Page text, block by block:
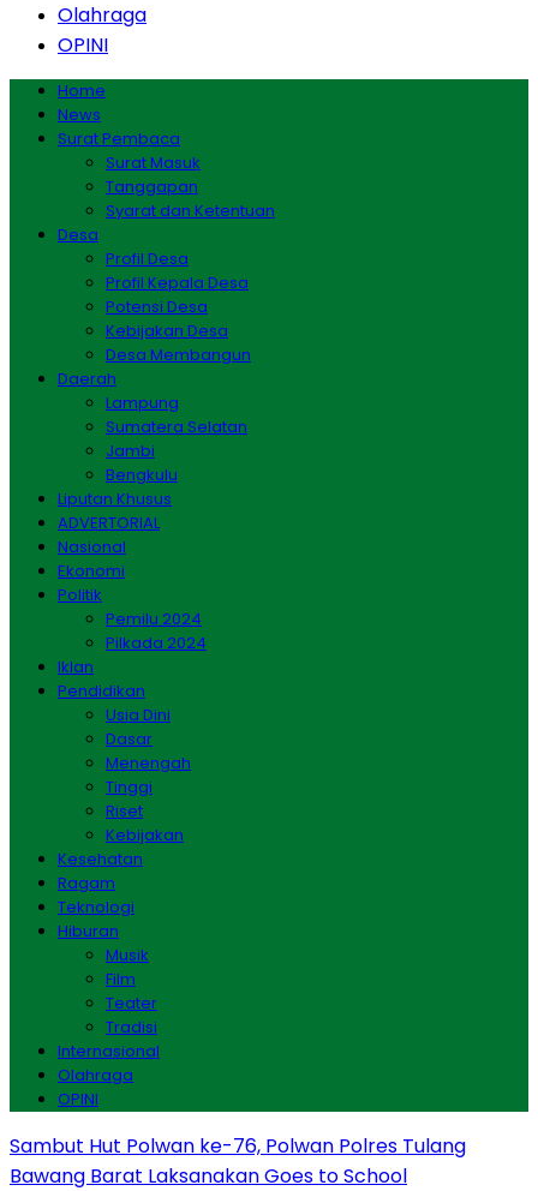
Olahraga
OPINI
Home
News
Surat Pembaca
Surat Masuk
Tanggapan
Syarat dan Ketentuan
Desa
Profil Desa
Profil Kepala Desa
Potensi Desa
Kebijakan Desa
Desa Membangun
Daerah
Lampung
Sumatera Selatan
Jambi
Bengkulu
Liputan Khusus
ADVERTORIAL
Nasional
Ekonomi
Politik
Pemilu 2024
Pilkada 2024
Iklan
Pendidikan
Usia Dini
Dasar
Menengah
Tinggi
Riset
Kebijakan
Kesehatan
Ragam
Teknologi
Hiburan
Musik
Film
Teater
Tradisi
Internasional
Olahraga
OPINI
Sambut Hut Polwan ke-76, Polwan Polres Tulang
Bawang Barat Laksanakan Goes to School